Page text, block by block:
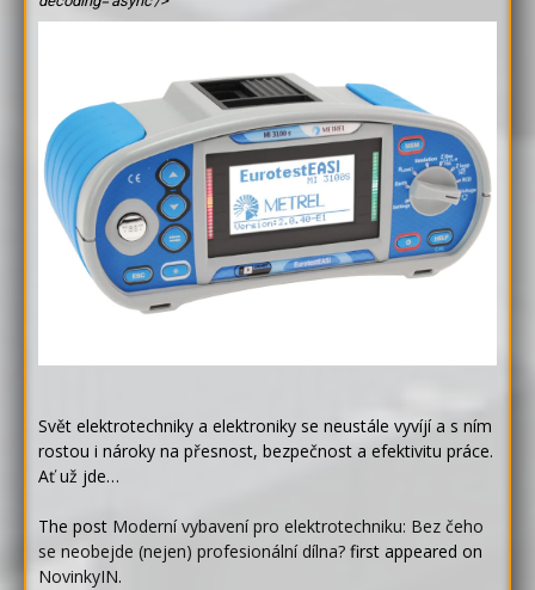
Svět elektrotechniky a elektroniky se neustále vyvíjí a s ním
rostou i nároky na přesnost, bezpečnost a efektivitu práce.
Ať už jde…
The post Moderní vybavení pro elektrotechniku: Bez čeho
se neobejde (nejen) profesionální dílna? first appeared on
NovinkyIN.